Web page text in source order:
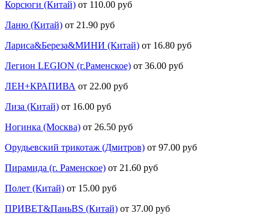
Корсюги (Китай) от 110.00 руб
Ланю (Китай) от 21.90 руб
Лариса&Береза&МИНИ (Китай) от 16.80 руб
Легион LEGION (г.Раменское) от 36.00 руб
ЛЕН+КРАПИВА от 22.00 руб
Лиза (Китай) от 16.00 руб
Ногинка (Москва) от 26.50 руб
Орудьевский трикотаж (Дмитров) от 97.00 руб
Пирамида (г. Раменское) от 21.60 руб
Полет (Китай) от 15.00 руб
ПРИВЕТ&ПаньBS (Китай) от 37.00 руб